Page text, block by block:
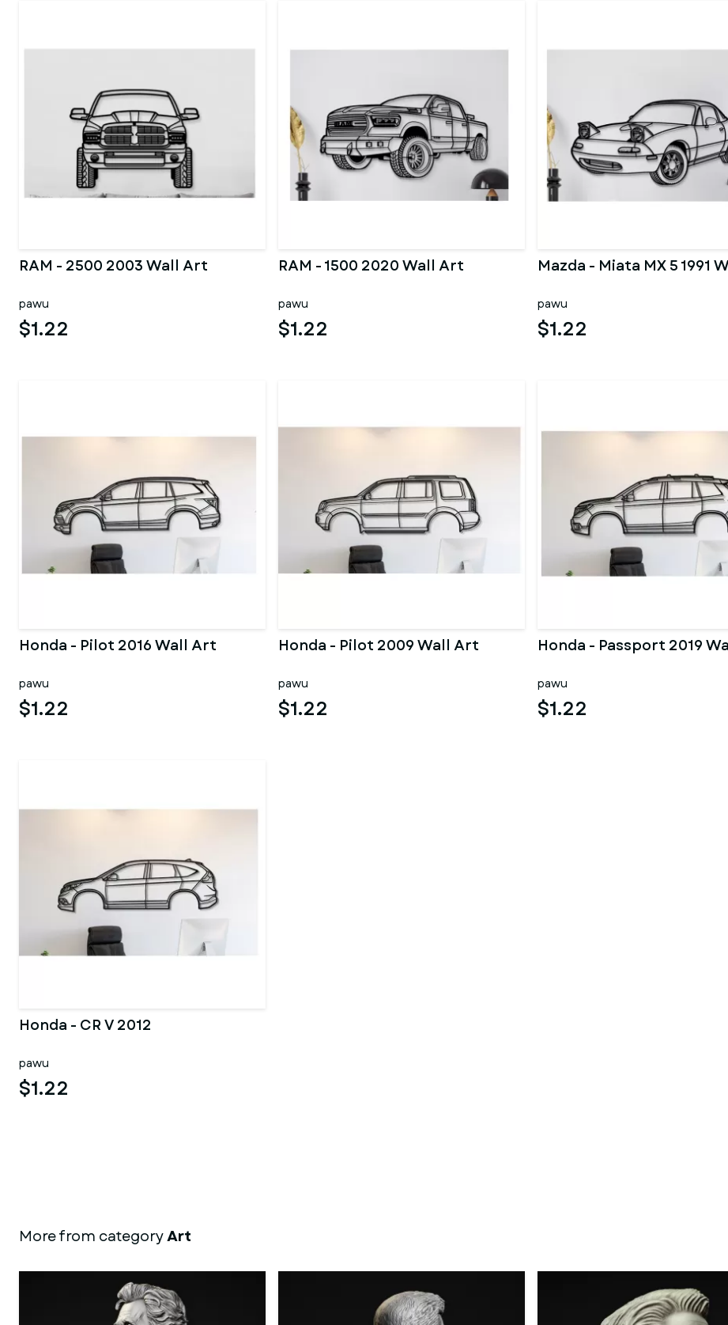
RAM - 2500 2003 Wall Art
pawu
$1.22
RAM - 1500 2020 Wall Art
pawu
$1.22
Mazda - Miata MX 5 1991
pawu
$1.22
Honda - Pilot 2016 Wall Art
pawu
$1.22
Honda - Pilot 2009 Wall Art
pawu
$1.22
Honda - Passport 2019
pawu
$1.22
Honda - CR V 2012
pawu
$1.22
More from categoryArt